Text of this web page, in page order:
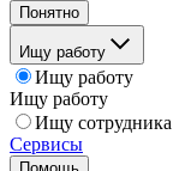
Понятно
Ищу работу
Ищу работу
Ищу работу
Ищу сотрудника
Сервисы